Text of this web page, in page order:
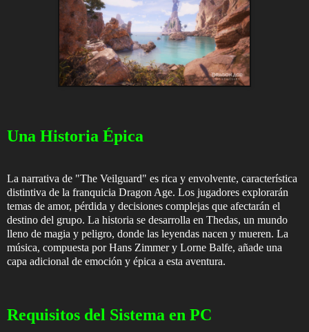
Una Historia Épica
La narrativa de "The Veilguard" es rica y envolvente, característica
distintiva de la franquicia Dragon Age. Los jugadores explorarán
temas de amor, pérdida y decisiones complejas que afectarán el
destino del grupo. La historia se desarrolla en Thedas, un mundo
lleno de magia y peligro, donde las leyendas nacen y mueren. La
música, compuesta por Hans Zimmer y Lorne Balfe, añade una
capa adicional de emoción y épica a esta aventura.
Requisitos del Sistema en PC